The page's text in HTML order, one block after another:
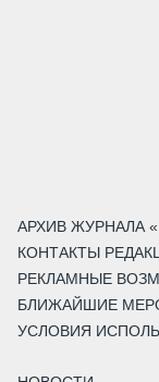
АРХИВ ЖУРНАЛА
КОНТАКТЫ
РЕКЛАМНЫЕ
БЛИЖАЙШИЕ
УСЛОВИЯ